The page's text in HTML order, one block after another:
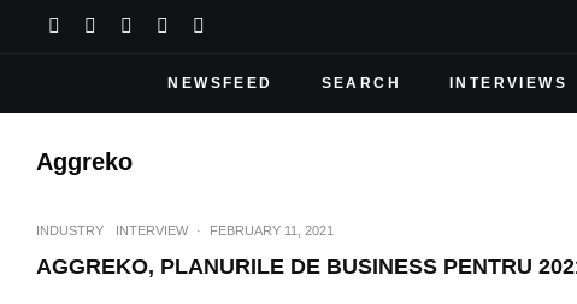
NEWSFEED SEARCH INTERVIEWS
Aggreko
INDUSTRY INTERVIEW · FEBRUARY 11, 2021
AGGREKO, PLANURILE DE BUSINESS PENTRU